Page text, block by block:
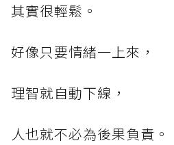
其實很輕鬆。
好像只要情緒一上來，
理智就自動下線，
人也就不必為後果負責。